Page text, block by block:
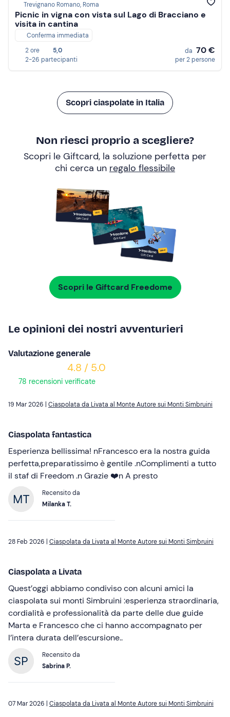
Trevignano Romano, Roma
Picnic in vigna con vista sul Lago di Bracciano e
visita in cantina
Conferma immediata
2 ore
5,0
2-26 partecipanti
da 70 €
per 2 persone
Scopri ciaspolate in Italia
Non riesci proprio a scegliere?
Scopri le Giftcard, la soluzione perfetta per
chi cerca un regalo flessibile
Scopri le Giftcard Freedome
Le opinioni dei nostri avventurieri
Valutazione generale
4.8 / 5.0
78 recensioni verificate
19 Mar 2026 | Ciaspolata da Livata al Monte Autore sui Monti Simbruini
Ciaspolata fantastica
Esperienza bellissima! nFrancesco era la nostra guida
perfetta,preparatissimo è gentile .nComplimenti a tutto
il staf di Freedom .n Grazie ❤️n A presto
Recensito da
Milanka T.
28 Feb 2026 | Ciaspolata da Livata al Monte Autore sui Monti Simbruini
Ciaspolata a Livata
Quest’oggi abbiamo condiviso con alcuni amici la
ciaspolata sui monti Simbruini :esperienza straordinaria,
cordialità e professionalità da parte delle due guide
Marta e Francesco che ci hanno accompagnato per
l’intera durata dell’escursione..
Recensito da
Sabrina P.
07 Mar 2026 | Ciaspolata da Livata al Monte Autore sui Monti Simbruini